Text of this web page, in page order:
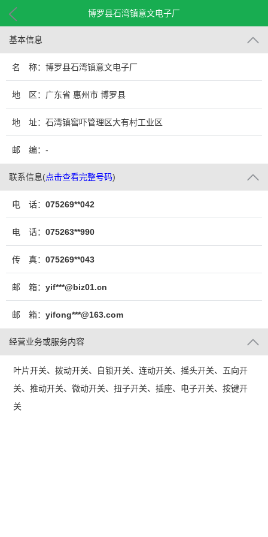
博罗县石湾镇意文电子厂
基本信息
名 称：博罗县石湾镇意文电子厂
地 区：广东省 惠州市 博罗县
地 址：石湾镇窖吓管理区大有村工业区
邮 编：-
联系信息(点击查看完整号码)
电 话： 075269**042
电 话： 075263**990
传 真： 075269**043
邮 箱： yif***@biz01.cn
邮 箱： yifong***@163.com
经营业务或服务内容
叶片开关、拨动开关、自锁开关、连动开关、摇头开关、五向开
关、推动开关、微动开关、扭子开关、插座、电子开关、按键开
关